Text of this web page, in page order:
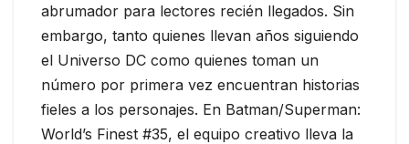
abrumador para lectores recién llegados. Sin
embargo, tanto quienes llevan años siguiendo
el Universo DC como quienes toman un
número por primera vez encuentran historias
fieles a los personajes. En Batman/Superman:
World’s Finest #35, el equipo creativo lleva la